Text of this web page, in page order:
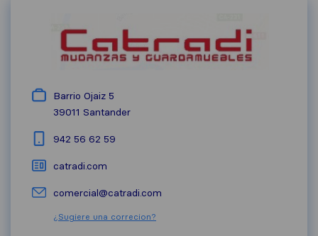
Barrio Ojaiz 5
39011 Santander
942 56 62 59
catradi.com
comercial@catradi.com
¿Sugiere una correcion?